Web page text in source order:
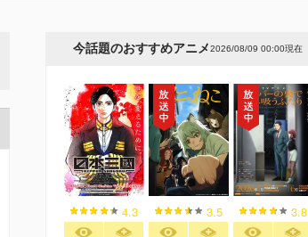
今話題のおすすめアニメ2026/08/09 00:00現在
4.3 3.5 3.8